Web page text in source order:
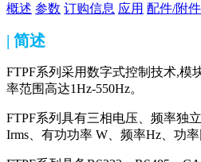
概述 参数 订购信息 应用 配件/附件
| 简述
FTPF系列采用数字式控制技术,模
率范围高达1Hz-550Hz。
FTPF系列具有三相电压、频率独
Irms、有功功率 W、频率Hz、功率